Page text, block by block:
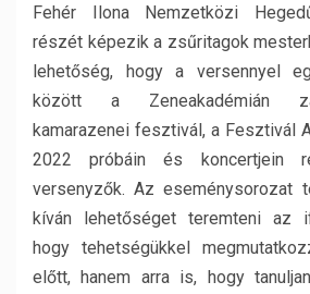
Fehér Ilona Nemzetközi
részét képezik a zsűritagok
lehetőség, hogy a versennyel
között a Zeneakadémián
kamarazenei fesztivál, a Fesztivál
2022 próbáin és koncertjein
versenyzők. Az eseménysorozat
kíván lehetőséget teremteni az
hogy tehetségükkel
előtt, hanem arra is, hogy